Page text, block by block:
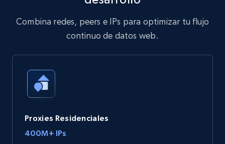
Combina redes, peers e IPs para optimizar tu flujo
continuo de datos web.
Proxies Residenciales
400M+ IPs